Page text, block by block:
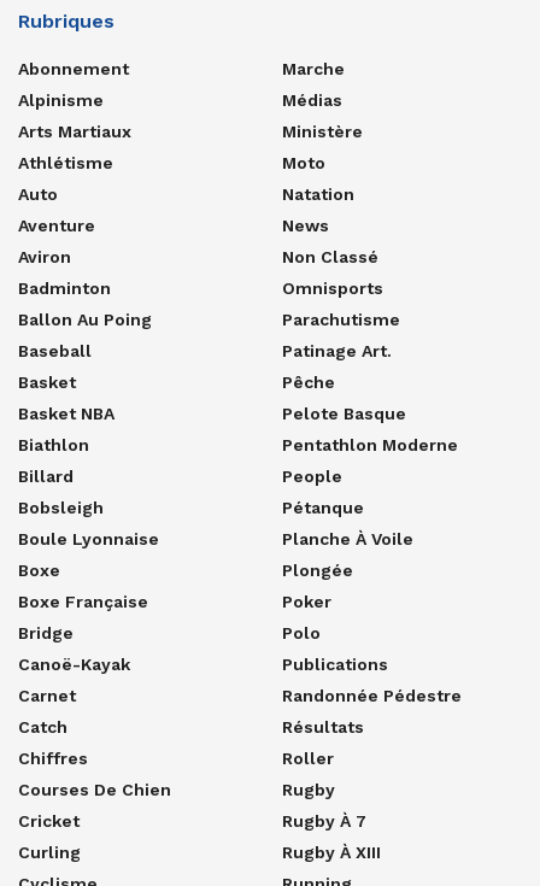
Rubriques
Abonnement
Alpinisme
Arts Martiaux
Athlétisme
Auto
Aventure
Aviron
Badminton
Ballon Au Poing
Baseball
Basket
Basket NBA
Biathlon
Billard
Bobsleigh
Boule Lyonnaise
Boxe
Boxe Française
Bridge
Canoë-Kayak
Carnet
Catch
Chiffres
Courses De Chien
Cricket
Curling
Marche
Médias
Ministère
Moto
Natation
News
Non Classé
Omnisports
Parachutisme
Patinage Art.
Pêche
Pelote Basque
Pentathlon Moderne
People
Pétanque
Planche À Voile
Plongée
Poker
Polo
Publications
Randonnée Pédestre
Résultats
Roller
Rugby
Rugby À 7
Rugby À XIII